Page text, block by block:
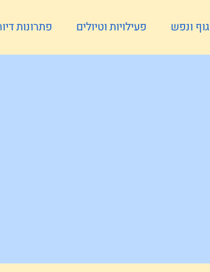
גוף ונפש פעילויות וטיולים פתרונות